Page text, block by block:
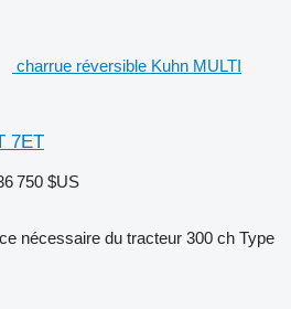
charrue réversible Kuhn MULTI
7ET
750 $US
nécessaire du tracteur 300 ch Type